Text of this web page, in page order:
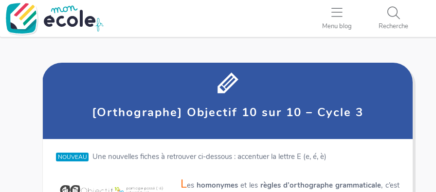
Menu blog Recherche
[Orthographe] Objectif 10 sur 10 – Cycle 3
NOUVEAU Une nouvelles fiches à retrouver ci-dessous : accentuer la lettre E (e, é, è)
Les homonymes et les règles d’orthographe grammaticale, c’est